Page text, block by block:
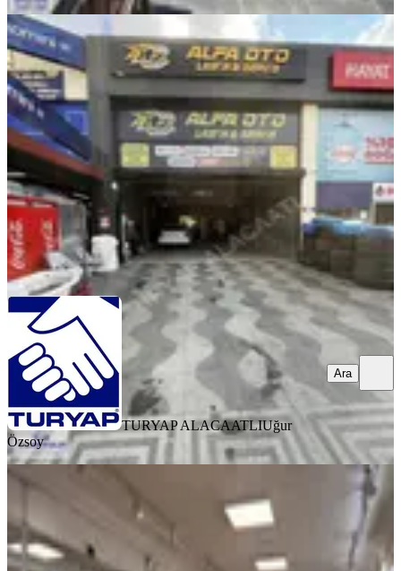
Turyap'tan Alacaatlı'da Cadde Üzeri
185m2 Kiralık Dükkan
Ankara, Çankaya
2 Oda·185 m²·Düz Giriş (Zemin) 09.07.2026
100.000 ₺
TURYAP ALACAATLI Uğur Özsoy
Ara
TURYAP ALACAATLIUğur
Özsoy
Ara
Pilates Yoga Spora Uygun